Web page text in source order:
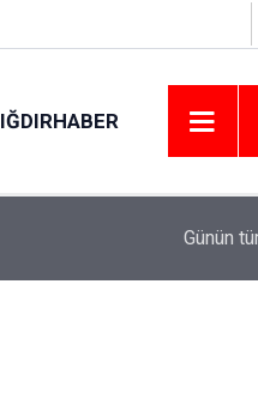
IĞDIRHABER
MevsimlikGünün